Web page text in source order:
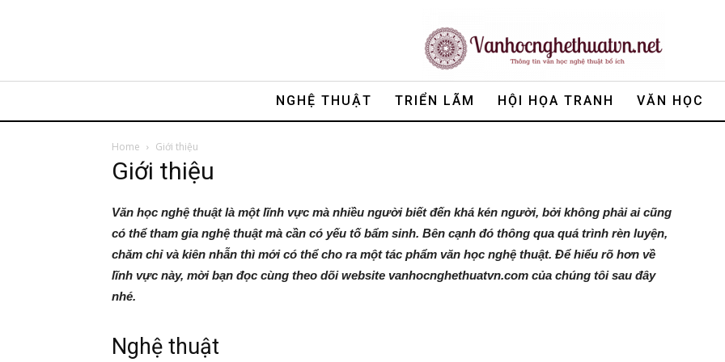
NGHỆ THUẬT TRIỂN LÃM HỘI HỌA TRANH VĂN HỌC
Home Giới thiệu
Giới thiệu
Văn học nghệ thuật là một lĩnh vực mà nhiều người biết đến khá kén người, bởi không phải ai cũng
có thể tham gia nghệ thuật mà cần có yếu tố bẩm sinh. Bên cạnh đó thông qua quá trình rèn luyện,
chăm chỉ và kiên nhẫn thì mới có thể cho ra một tác phẩm văn học nghệ thuật. Để hiểu rõ hơn về
lĩnh vực này, mời bạn đọc cùng theo dõi website vanhocnghethuatvn.com của chúng tôi sau đây
nhé.
Nghệ thuật